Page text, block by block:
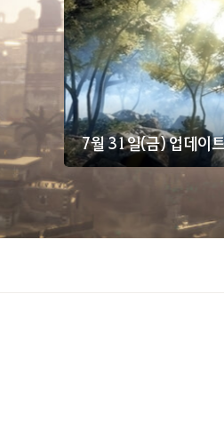
7월 31일(금) 업데이